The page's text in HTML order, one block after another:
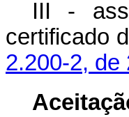
III -
certificado
2.200-2, de